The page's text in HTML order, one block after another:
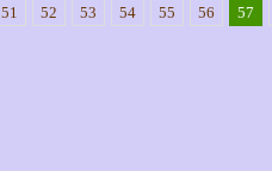
51 52 53 54 55 56 57